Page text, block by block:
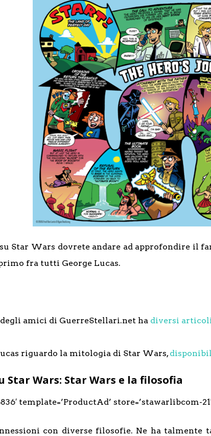
Star Wars dovrete andare ad approfondire il
fra tutti George Lucas.
degli amici di GuerreStellari.net ha diversi
riguardo la mitologia di Star Wars,
Star Wars: Star Wars e la filosofia
template=’ProductAd’ store=’stawarlibcom-
con diverse filosofie. Ne ha